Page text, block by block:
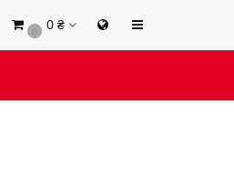
0 ₴